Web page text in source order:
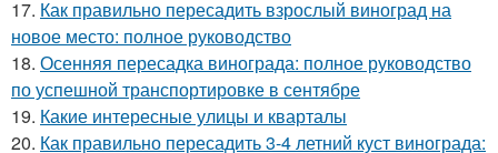
17. Как правильно пересадить взрослый виноград на
новое место: полное руководство
18. Осенняя пересадка винограда: полное руководство
по успешной транспортировке в сентябре
19. Какие интересные улицы и кварталы
20. Как правильно пересадить 3-4 летний куст винограда: